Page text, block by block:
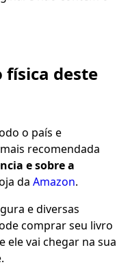
física deste
o país e
recomendada
e sobre a
da Amazon.
e diversas
comprar seu livro
ele vai chegar na sua